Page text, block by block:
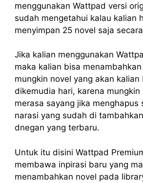
menggunakan Wattpad versi
sudah mengetahui kalau kalian
menyimpan 25 novel saja
Jika kalian menggunakan
maka kalian bisa
mungkin novel yang akan kalian
dikemudia hari, karena mungkin
merasa sayang jika menghapus
narasi yang sudah di
dnegan yang terbaru.
Untuk itu disini Wattpad
membawa inpirasi baru yang
menambahkan novel pada